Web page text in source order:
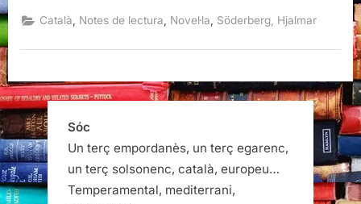
Hjalmar
Söderberg”
Català Notes de lectura Novel·la Söderberg, Hjalmar
Sóc
Un terç empordanès, un terç egarenc,
un terç solsonenc, català, europeu…
Temperamental, mediterrani,